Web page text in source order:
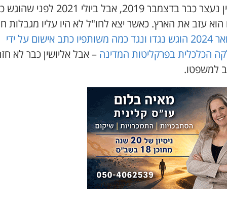
אליושין נעצר כבר בדצמבר 2019, אבל ביולי 2021
הוא עזב את הארץ. כאשר יצא לחו"ל לא היו עליו מגבלות
בפברואר 2024 הוגש נגדו ונגד כמה משותפיו כתב אישום על ידי
הכלכלית בפרקליטות המדינה – אבל אליושין כבר לא
למשפטו.